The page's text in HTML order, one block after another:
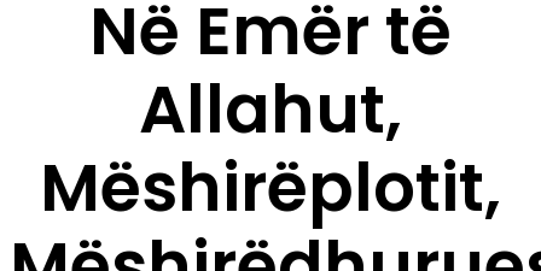
Në Emër të
Allahut,
Mëshirëplotit,